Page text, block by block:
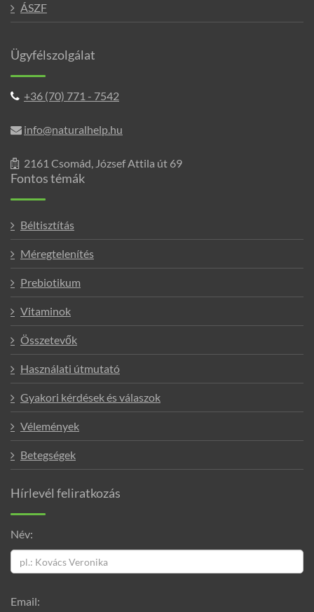
ÁSZF
Ügyfélszolgálat
+36 (70) 771 - 7542
info@naturalhelp.hu
2161 Csomád, József Attila út 69
Fontos témák
Béltisztítás
Méregtelenítés
Prebiotikum
Vitaminok
Összetevők
Használati útmutató
Gyakori kérdések és válaszok
Vélemények
Betegségek
Hírlevél feliratkozás
Név:
Email: